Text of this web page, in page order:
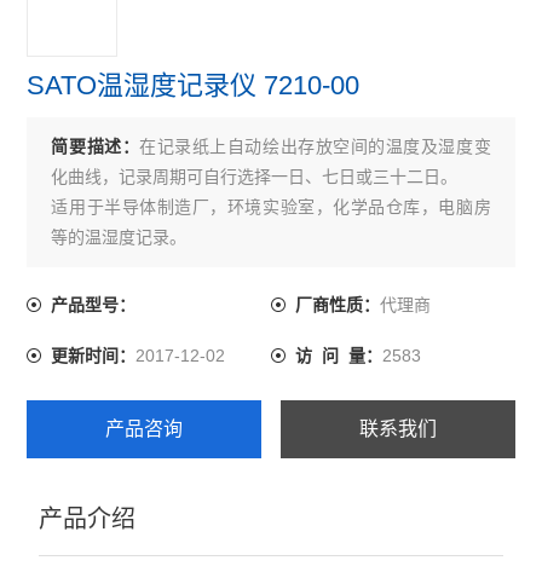
SATO温湿度记录仪 7210-00
简要描述：在记录纸上自动绘出存放空间的温度及湿度变
化曲线，记录周期可自行选择一日、七日或三十二日。
适用于半导体制造厂，环境实验室，化学品仓库，电脑房
等的温湿度记录。
产品型号： 厂商性质： 代理商
更新时间：2017-12-02 访 问 量： 2583
产品咨询 联系我们
产品介绍